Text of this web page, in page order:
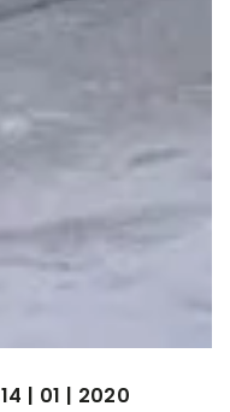
14 | 01 | 2020